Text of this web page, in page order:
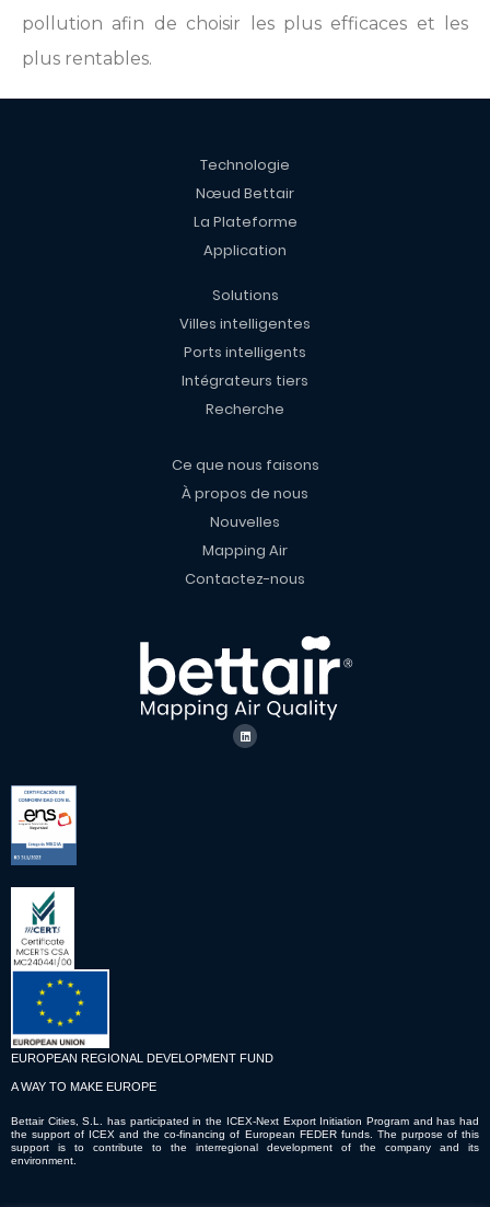
pollution afin de choisir les plus efficaces et les
plus rentables.
EUROPEAN REGIONAL DEVELOPMENT FUND
A WAY TO MAKE EUROPE
Bettair Cities, S.L. has participated in the ICEX-Next Export Initiation Program and has had
the support of ICEX and the co-financing of European FEDER funds. The purpose of this
support is to contribute to the interregional development of the company and its
environment.
Ce que nous faisons
À propos de nous
Nouvelles
Mapping Air
Contactez-nous
Solutions
Villes intelligentes
Ports intelligents
Intégrateurs tiers
Recherche
Technologie
Nœud Bettair
La Plateforme
Application